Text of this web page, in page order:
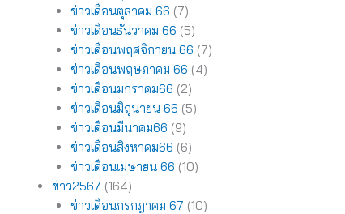
ข่าวเดือนตุลาคม 66 (7)
ข่าวเดือนธันวาคม 66 (5)
ข่าวเดือนพฤศจิกายน 66 (7)
ข่าวเดือนพฤษภาคม 66 (4)
ข่าวเดือนมกราคม66 (2)
ข่าวเดือนมิถุนายน 66 (5)
ข่าวเดือนมีนาคม66 (9)
ข่าวเดือนสิงหาคม66 (6)
ข่าวเดือนเมษายน 66 (10)
ข่าว2567 (164)
ข่าวเดือนกรกฎาคม 67 (10)